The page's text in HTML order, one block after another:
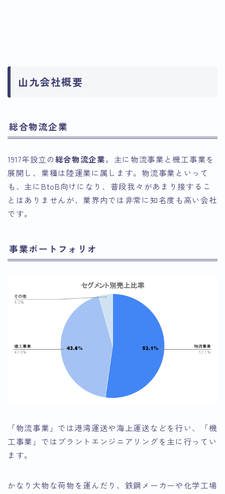
山九会社概要
総合物流企業
1917年設立の総合物流企業。主に物流事業と機工事業を
展開し、業種は陸運業に属します。物流事業といって
も、主にBtoB向けになり、普段我々があまり接するこ
とはありませんが、業界内では非常に知名度も高い会社
です。
事業ポートフォリオ
「物流事業」では港湾運送や海上運送などを行い、「機
工事業」ではプラントエンジニアリングを主に行ってい
ます。
かなり大物な荷物を運んだり、鉄鋼メーカーや化学工場